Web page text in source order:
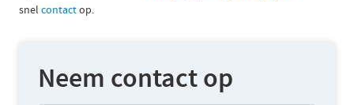
snel contactop.
Neem contact op